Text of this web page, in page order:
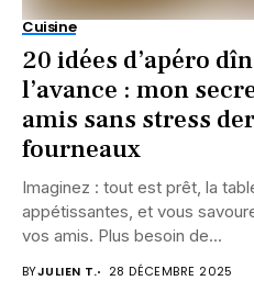
Cuisine
20 idées d’apéro
l’avance : mon
amis sans stress
fourneaux
Imaginez : tout est prêt, la
appétissantes, et vous
vos amis. Plus besoin de...
BYJULIEN T. 28 DÉCEMBRE 2025